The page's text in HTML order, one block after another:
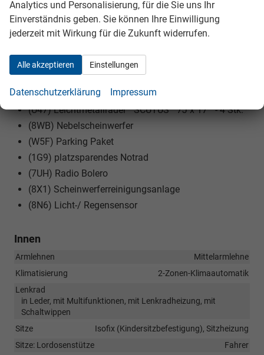
(7TC) Dekor-Einlagen
(N4C) Design Selection LOFT Sitzbezüge in Stoff
(7J1) volldigitales Kombiinstrument (virtual Cockpit)
(8AR) Infotainment (MIB3)
(8IT) LED- Hauptscheinwerfer
(U47) Leichtmetallräder ""SCUTUS"" 7J x 17"" - 4 Stk.
(8WB) Nebelscheinwerfer
(W5F) Parking Paket
(1G9) platzsparendes Notrad
(7UH) Radio Bolero
(8X1) Scheinwerferreinigungsanlage
(8N6) Licht-/ Regensensor
Innen
Armlehnen
Mittelarmlehne
Klimatisierung
2-Zonen-Klimaautomatik
Lenkrad
in Leder, mit Multifunktionen, mit Lenkradheizung, mit
Schaltwippen
Sitze
Isofix (Kindersitzbefestigung), Sitzheizung
Sitze: Lordosenstütze
Fahrer
Analytics und Personalisierung, für die Sie uns Ihr
Einverständnis geben. Sie können Ihre Einwilligung
jederzeit mit Wirkung für die Zukunft widerrufen.
Alle akzeptieren Einstellungen
Datenschutzerklärung Impressum